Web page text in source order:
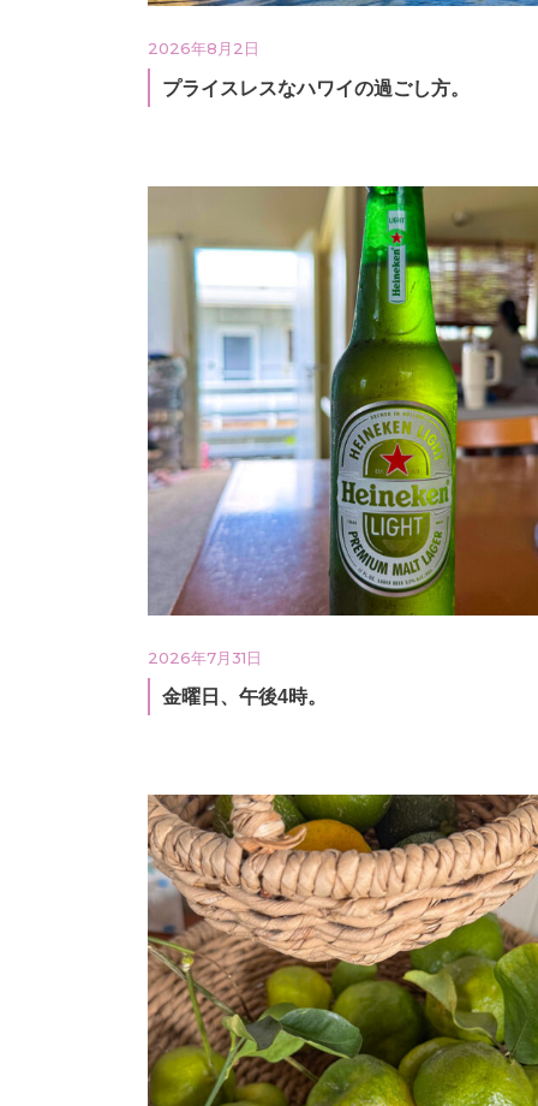
2026年8月2日
プライスレスなハワイの過ごし方。
2026年7月31日
金曜日、午後4時。